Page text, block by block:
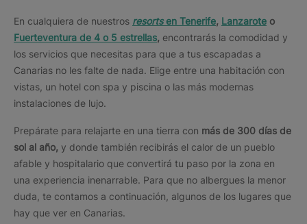
En cualquiera de nuestros resortsen Tenerife, Lanzarote o
Fuerteventura de 4 o 5 estrellas, encontrarás la comodidad y
los servicios que necesitas para que a tus escapadas a
Canarias no les falte de nada. Elige entre una habitación con
vistas, un hotel con spa y piscina o las más modernas
instalaciones de lujo.
Prepárate para relajarte en una tierra con más de 300 días de
sol al año, y donde también recibirás el calor de un pueblo
afable y hospitalario que convertirá tu paso por la zona en
una experiencia inenarrable. Para que no albergues la menor
duda, te contamos a continuación, algunos de los lugares que
hay que ver en Canarias.